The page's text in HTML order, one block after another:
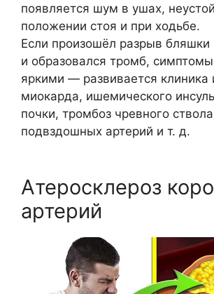
появляется шум в ушах,
положении стоя и при ходьбе.
Если произошёл разрыв бляшки
и образовался тромб,
яркими — развивается клиника
миокарда, ишемического
почки, тромбоз чревного
подвздошных артерий и т. д.
Атеросклероз
артерий